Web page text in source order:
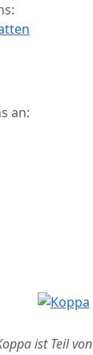
an:
ist Teil von